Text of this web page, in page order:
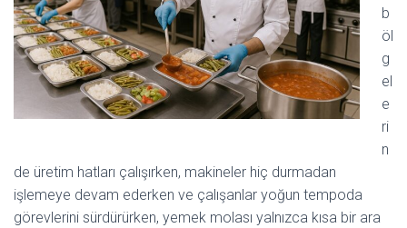
b
öl
g
el
e
ri
n
de üretim hatları çalışırken, makineler hiç durmadan
işlemeye devam ederken ve çalışanlar yoğun tempoda
görevlerini sürdürürken, yemek molası yalnızca kısa bir ara